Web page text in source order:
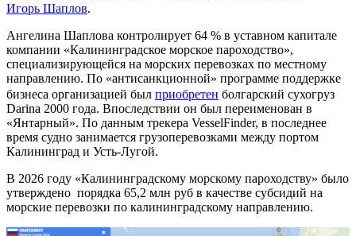
Игорь Шаплов.
Ангелина Шаплова контролирует 64 % в уставном капитале
компании «Калининградское морское пароходство»,
специализирующейся на морских перевозках по местному
направлению. По «антисанкционной» программе поддержке
бизнеса организацией был приобретен болгарский сухогруз
Darina 2000 года. Впоследствии он был переименован в
«Янтарный». По данным трекера VesselFinder, в последнее
время судно занимается грузоперевозками между портом
Калининград и Усть-Лугой.
В 2026 году «Калининградскому морскому пароходству» было
утверждено порядка 65,2 млн руб в качестве субсидий на
морские перевозки по калининградскому направлению.